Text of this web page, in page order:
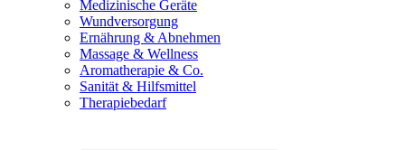
Medizinische Geräte
Wundversorgung
Ernährung & Abnehmen
Massage & Wellness
Aromatherapie & Co.
Sanität & Hilfsmittel
Therapiebedarf